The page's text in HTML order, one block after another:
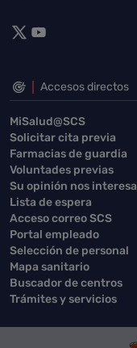
Accesos directos
MiSalud@SCS
Solicitar cita previa
Farmacias de guardia
Voluntades previas
Su opinión nos interesa
Lista de espera
Acceso correo SCS
Portal empleado
Selección de personal
Mapa sanitario
Buscador de centros
Trámites y servicios